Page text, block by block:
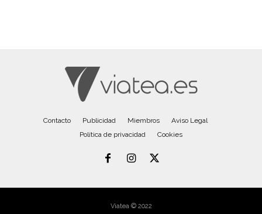
Contacto Publicidad Miembros
Aviso Legal
Política de privacidad
Cookies
Viatea © 2022